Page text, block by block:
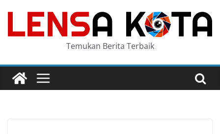
content
Temukan Berita Terbaik